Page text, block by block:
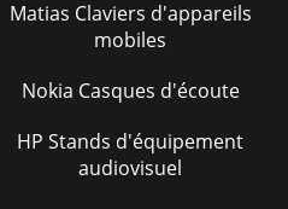
Matias Claviers d'appareils
mobiles
Nokia Casques d'écoute
HP Stands d'équipement
audiovisuel